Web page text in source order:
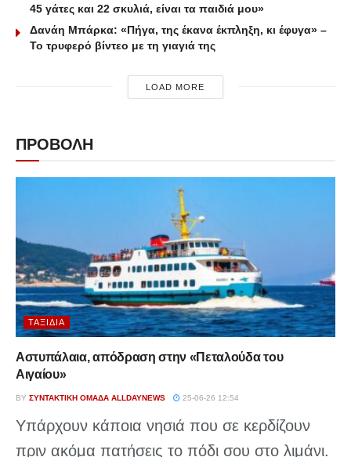
45 γάτες και 22 σκυλιά, είναι τα παιδιά μου»
Δανάη Μπάρκα: «Πήγα, της έκανα έκπληξη, κι έφυγα» –
Το τρυφερό βίντεο με τη γιαγιά της
LOAD MORE
ΠΡΟΒΟΛΗ
ΤΑΞΊΔΙΑ
Αστυπάλαια, απόδραση στην «Πεταλούδα του
Αιγαίου»
BY ΣΥΝΤΑΚΤΙΚΉ ΟΜΆΔΑ ALLDAYNEWS 25-06-26 12:54
Υπάρχουν κάποια νησιά που σε κερδίζουν
πριν ακόμα πατήσεις το πόδι σου στο λιμάνι.